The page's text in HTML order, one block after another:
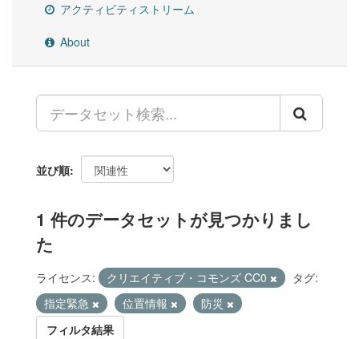
アクティビティストリーム
About
並び順
1 件のデータセットが見つかりまし
た
ライセンス: クリエイティブ・コモンズ CC0
タグ:
指定緊急
位置情報
防災
フィルタ結果